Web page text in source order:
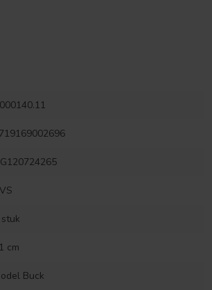
stuk
cm
Buck